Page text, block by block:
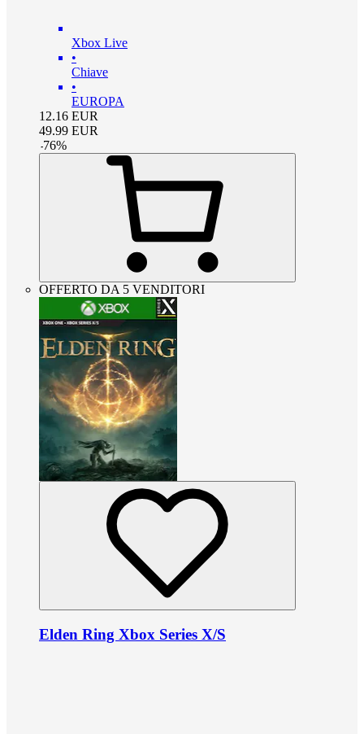
Xbox Live
•
Chiave
•
EUROPA
12.16 EUR
49.99 EUR
-76%
OFFERTO DA 5 VENDITORI
Elden Ring Xbox Series X/S